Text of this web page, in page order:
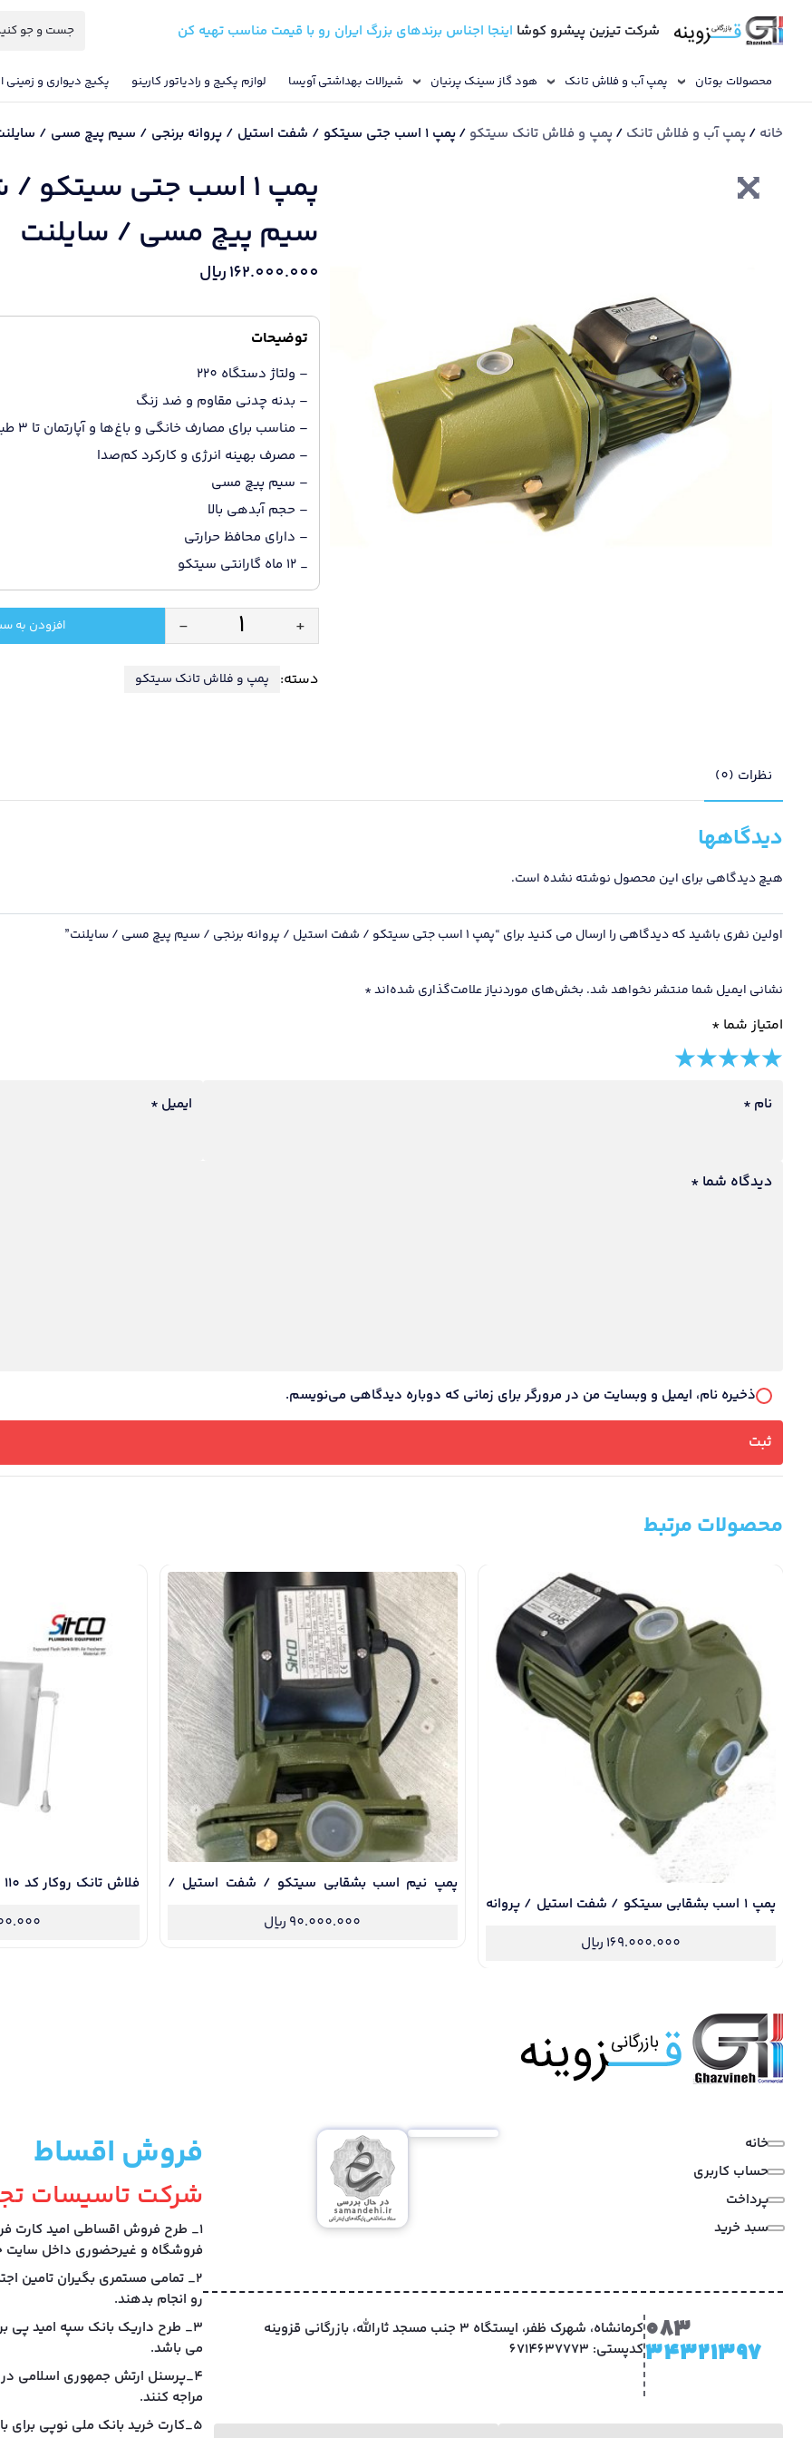
شرکت تیزین پیشرو کوشا اینجا اجناس برندهای بزرگ ایران رو با قیمت مناسب تهیه کن
محصولات بوتان پمپ آب و فلاش تانک هود گاز سینک پرنیان شیرالات بهداشتی آویسا لوازم پکیج و رادیاتور کارینو پکیج دیواری و زمینی
خانه / پمپ آب و فلاش تانک / پمپ و فلاش تانک سیتکو / پمپ 1 اسب جتی سیتکو / شفت استیل / پروانه برنجی / سیم پیچ مسی / سایلنت
پمپ 1 اسب جتی
سیم پیچ مسی / سایلنت
162.000.000ریال
توضیحات
– ولتاژ دستگاه 220
– بدنه چدنی مقاوم و ضد زنگ
– مناسب برای مصارف خانگی و باغ‌ها و آپارتمان تا 3 طبقه
– مصرف بهینه انرژی و کارکرد کم‌صدا
– سیم پیچ مسی
– حجم آبدهی بالا
– دارای محافظ حرارتی
_ 12 ماه گارانتی سیتکو
پمپ
اسب
استیل
سیم
پیچ
+
- افزودن به
دسته: پمپ و فلاش تانک سیتکو
نظرات (0)
دیدگاهها
هیچ دیدگاهی برای این محصول نوشته نشده است.
اولین نفری باشید که دیدگاهی را ارسال می کنید برای “پمپ 1 اسب جتی سیتکو / شفت استیل / پروانه برنجی / سیم پیچ مسی / سایلنت”
نشانی ایمیل شما منتشر نخواهد شد. بخش‌های موردنیاز علامت‌گذاری شده‌اند*
امتیاز شما *
1 of
stars
2 of
stars
3 of
4 of
5 of
دیدگاه شما *
نام * ایمیل *
ذخیره نام، ایمیل و وبسایت من در مرورگر برای زمانی که دوباره دیدگاهی می‌نویسم.
محصولات مرتبط
پمپ 1 اسب بشقابی سیتکو / شفت استیل / پروانه
169.000.000 ریال
پمپ نیم اسب بشقابی سیتکو / شفت استیل /
90.000.000 ریال
خانه
حساب کاربری
پرداخت
سبد خرید
083
34321397
کرمانشاه، شهرک ظفر، ایستگاه 3 جنب مسجد ثارالله، بازرگانی قزوینه
کدپستی: 6714637773
فروش اقساط
شرکت تاسیسات
1_ طرح فروش اقساطی امید کارت
فروشگاه و غیرحضوری داخل سایت
2_ تمامی مستمری بگیران تامین
رو انجام بدهند.
3_ طرح داریک بانک سپه امید پی
می باشد.
4_پرسنل ارتش جمهوری اسلامی
مراجه کنند.
5_کارت خرید بانک ملی نوپی برای بازنشستگان بانک ملی و کارکنان آموزش پرورش.